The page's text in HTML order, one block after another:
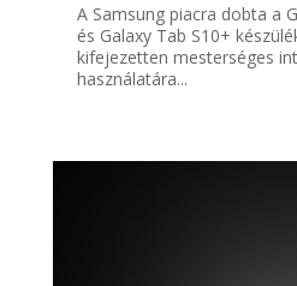
A Samsung piacra dobta a
és Galaxy Tab S10+
kifejezetten mesterséges
használatára...